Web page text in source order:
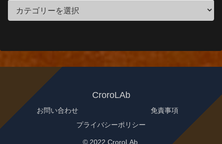
CroroLAb
お問い合わせ
免責事項
プライバシーポリシー
© 2022 CroroLAb.